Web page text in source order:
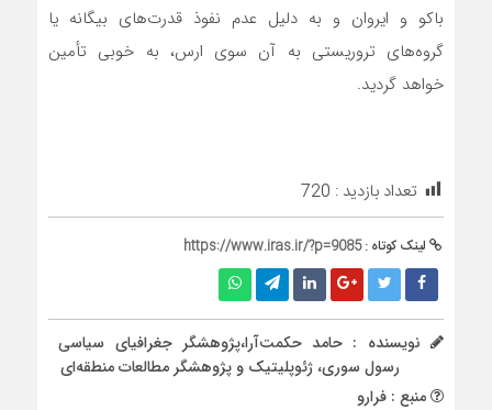
باکو و ایروان و به دلیل عدم نفوذ قدرت‌های بیگانه یا
گروه‌های تروریستی به آن سوی ارس، به خوبی تأمین
خواهد گردید.
تعداد بازدید : 720
لینک کوتاه :https://www.iras.ir/?p=9085
نویسنده : حامد حکمت‌آرا،پژوهشگر جغرافیای سیاسی
رسول سوری، ژئوپلیتیک و پژوهشگر مطالعات منطقه‌ای
منبع : فرارو